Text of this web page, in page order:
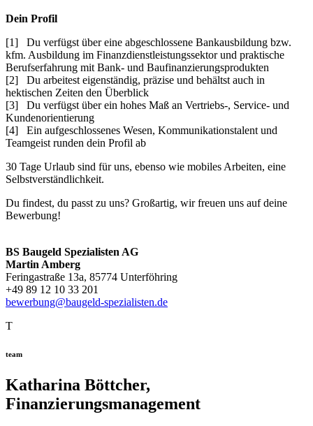
Dein Profil
[1] Du verfügst über eine abgeschlossene Bankausbildung bzw.
kfm. Ausbildung im Finanzdienstleistungssektor und praktische
Berufserfahrung mit Bank- und Baufinanzierungsprodukten
[2] Du arbeitest eigenständig, präzise und behältst auch in
hektischen Zeiten den Überblick
[3] Du verfügst über ein hohes Maß an Vertriebs-, Service- und
Kundenorientierung
[4] Ein aufgeschlossenes Wesen, Kommunikationstalent und
Teamgeist runden dein Profil ab
30 Tage Urlaub sind für uns, ebenso wie mobiles Arbeiten, eine
Selbstverständlichkeit.
Du findest, du passt zu uns? Großartig, wir freuen uns auf deine
Bewerbung!
BS Baugeld Spezialisten AG
Martin Amberg
Feringastraße 13a, 85774 Unterföhring
+49 89 12 10 33 201
bewerbung@baugeld-spezialisten.de
T
team
Katharina Böttcher,
Finanzierungsmanagement